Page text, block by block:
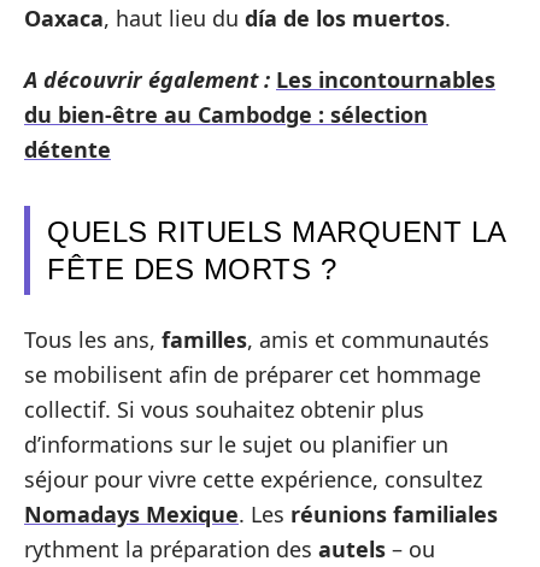
Oaxaca, haut lieu du día de los muertos.
A découvrir également : Les incontournables
du bien-être au Cambodge : sélection
détente
QUELS RITUELS MARQUENT LA
FÊTE DES MORTS ?
Tous les ans, familles, amis et communautés
se mobilisent afin de préparer cet hommage
collectif. Si vous souhaitez obtenir plus
d’informations sur le sujet ou planifier un
séjour pour vivre cette expérience, consultez
Nomadays Mexique. Les réunions familiales
rythment la préparation des autels – ou